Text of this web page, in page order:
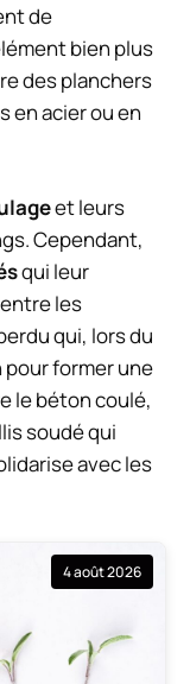
de
bien plus
des planchers
en acier ou en
et leurs
Cependant,
qui leur
les
qui, lors du
former une
le béton coulé,
soudé qui
avec les
4 août 2026